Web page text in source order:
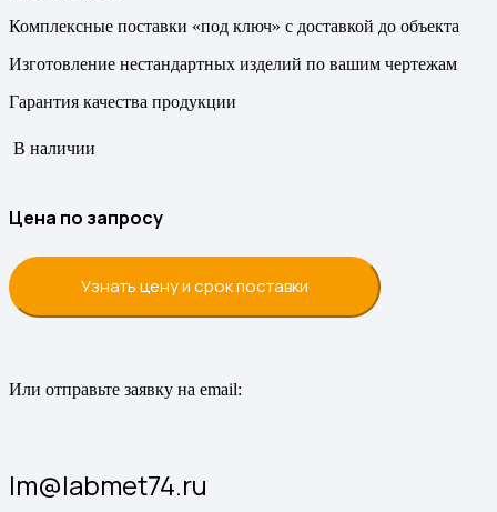
Комплексные поставки «под ключ» с доставкой до объекта
Изготовление нестандартных изделий по вашим чертежам
Гарантия качества продукции
В наличии
Цена по запросу
Узнать цену и срок поставки
Или отправьте заявку на email:
lm@labmet74.ru